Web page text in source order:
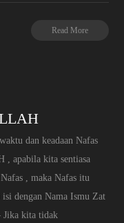
Read More
dan keadaan Nafas
apabila kita sentiasa
, maka Nafas itu
isi dengan Nama Ismu Zat
Jika kita tidak